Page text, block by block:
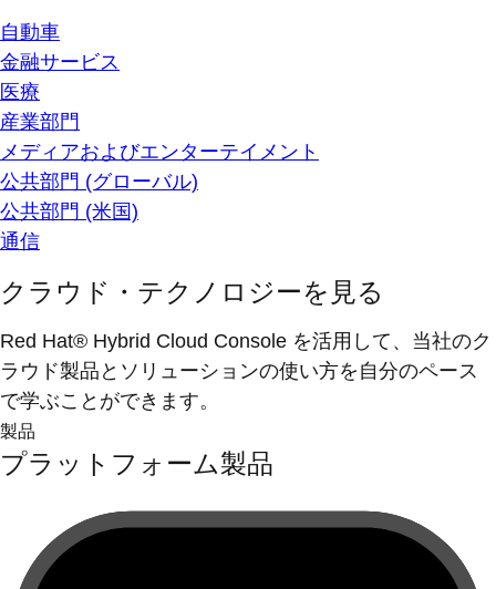
自動車
金融サービス
医療
産業部門
メディアおよびエンターテイメント
公共部門 (グローバル)
公共部門 (米国)
通信
クラウド・テクノロジーを見る
Red Hat® Hybrid Cloud Console を活用して、当社のク
ラウド製品とソリューションの使い方を自分のペース
で学ぶことができます。
製品
プラットフォーム製品